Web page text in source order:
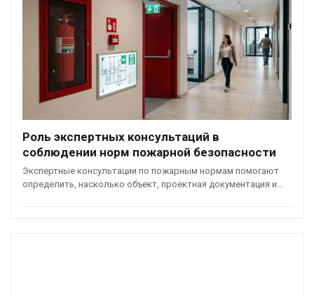
Роль экспертных консультаций в
соблюдении норм пожарной безопасности
Экспертные консультации по пожарным нормам помогают
определить, насколько объект, проектная документация и…